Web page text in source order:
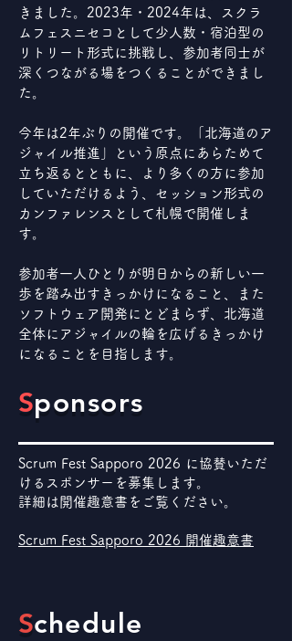
きました。2023年・2024年は、スクラ
ムフェスニセコとして少人数・宿泊型の
リトリート形式に挑戦し、参加者同士が
深くつながる場をつくることができまし
た。
今年は2年ぶりの開催です。「北海道のア
ジャイル推進」という原点にあらためて
立ち返るとともに、より多くの方に参加
していただけるよう、セッション形式の
カンファレンスとして札幌で開催しま
す。
参加者一人ひとりが明日からの新しい一
歩を踏み出すきっかけになること、また
ソフトウェア開発にとどまらず、北海道
全体にアジャイルの輪を広げるきっかけ
になることを目指します。
Sponsors
Scrum Fest Sapporo 2026 に協賛いただ
けるスポンサーを募集します。
詳細は開催趣意書をご覧ください。
Scrum Fest Sapporo 2026 開催趣意書
Schedule